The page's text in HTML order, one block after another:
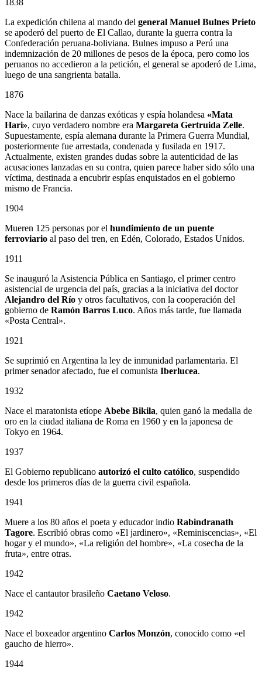
1838
La expedición chilena al mando del general Manuel Bulnes Prieto
se apoderó del puerto de El Callao, durante la guerra contra la
Confederación peruana-boliviana. Bulnes impuso a Perú una
indemnización de 20 millones de pesos de la época, pero como los
peruanos no accedieron a la petición, el general se apoderó de Lima,
luego de una sangrienta batalla.
1876
Nace la bailarina de danzas exóticas y espía holandesa «Mata
Hari», cuyo verdadero nombre era Margareta Gertruida Zelle.
Supuestamente, espía alemana durante la Primera Guerra Mundial,
posteriormente fue arrestada, condenada y fusilada en 1917.
Actualmente, existen grandes dudas sobre la autenticidad de las
acusaciones lanzadas en su contra, quien parece haber sido sólo una
víctima, destinada a encubrir espías enquistados en el gobierno
mismo de Francia.
1904
Mueren 125 personas por el hundimiento de un puente
ferroviario al paso del tren, en Edén, Colorado, Estados Unidos.
1911
Se inauguró la Asistencia Pública en Santiago, el primer centro
asistencial de urgencia del país, gracias a la iniciativa del doctor
Alejandro del Río y otros facultativos, con la cooperación del
gobierno de Ramón Barros Luco. Años más tarde, fue llamada
«Posta Central».
1921
Se suprimió en Argentina la ley de inmunidad parlamentaria. El
primer senador afectado, fue el comunista Iberlucea.
1932
Nace el maratonista etíope Abebe Bikila, quien ganó la medalla de
oro en la ciudad italiana de Roma en 1960 y en la japonesa de
Tokyo en 1964.
1937
El Gobierno republicano autorizó el culto católico, suspendido
desde los primeros días de la guerra civil española.
1941
Muere a los 80 años el poeta y educador indio Rabindranath
Tagore. Escribió obras como «El jardinero», «Reminiscencias», «El
hogar y el mundo», «La religión del hombre», «La cosecha de la
fruta», entre otras.
1942
Nace el cantautor brasileño Caetano Veloso.
1942
Nace el boxeador argentino Carlos Monzón, conocido como «el
gaucho de hierro».
1944